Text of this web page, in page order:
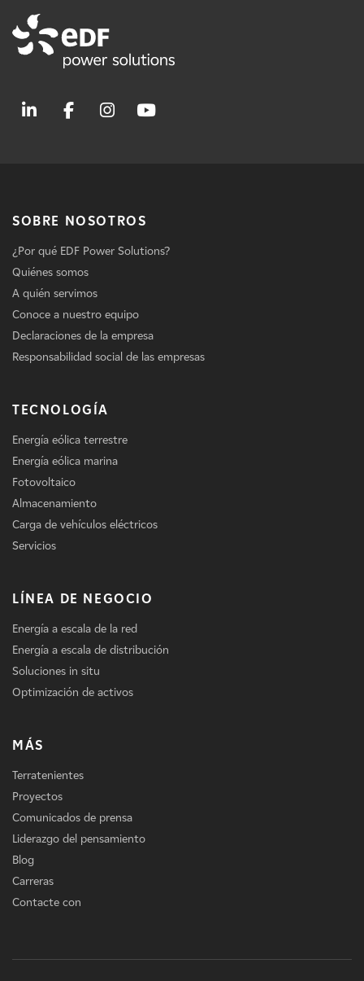
SOBRE NOSOTROS
¿Por qué EDF Power Solutions?
Quiénes somos
A quién servimos
Conoce a nuestro equipo
Declaraciones de la empresa
Responsabilidad social de las empresas
TECNOLOGÍA
Energía eólica terrestre
Energía eólica marina
Fotovoltaico
Almacenamiento
Carga de vehículos eléctricos
Servicios
LÍNEA DE NEGOCIO
Energía a escala de la red
Energía a escala de distribución
Soluciones in situ
Optimización de activos
MÁS
Terratenientes
Proyectos
Comunicados de prensa
Liderazgo del pensamiento
Blog
Carreras
Contacte con